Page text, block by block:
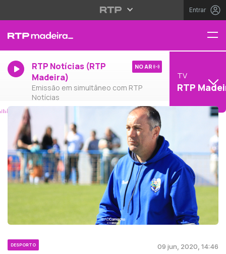
Entrar
RTP Notícias (RTP
Madeira)
Emissão em simultâneo com RTP
Notícias
NO AR
TV
RTP
DESPORTO 09 jun, 2020, 14:46